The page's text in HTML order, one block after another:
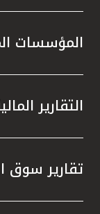
المؤسسات
التقارير
تقارير سوق